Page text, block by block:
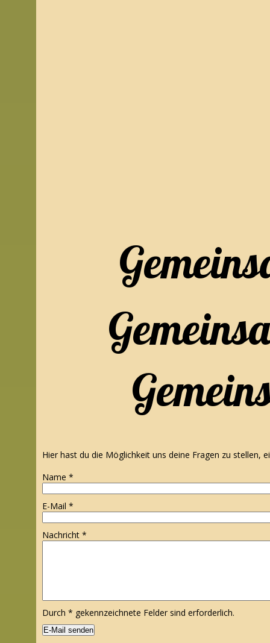
Hier hast du die Möglichkeit uns deine Fragen zu stellen,
Name *
E-Mail *
Nachricht *
Durch * gekennzeichnete Felder sind erforderlich.